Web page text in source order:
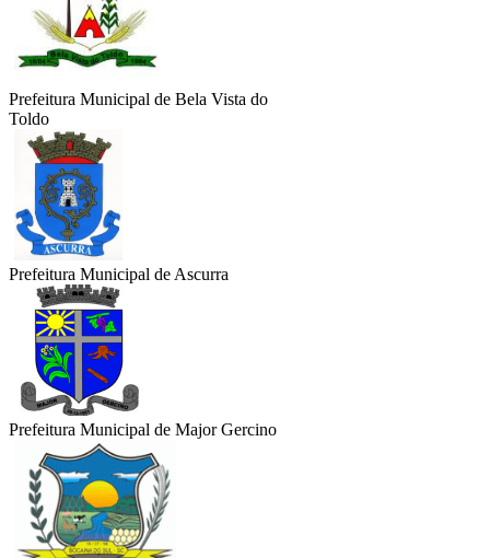
Prefeitura Municipal de Bela Vista do
Toldo
Prefeitura Municipal de Ascurra
Prefeitura Municipal de Major Gercino